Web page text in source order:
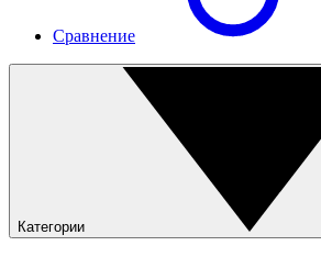
Сравнение
Категории